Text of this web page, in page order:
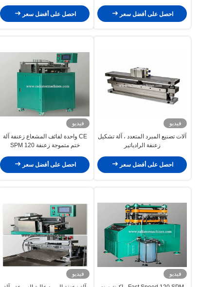
احصل على أفضل سعر
احصل على أفضل سعر
فيديو
آلات تصنيع المبرد المتعدد ، آلة تشكيل
زعنفة الرادياتير
احصل على أفضل سعر
فيديو
CE واحدة لفائف المشعاع زعنفة آلة
ختم متموجة زعنفة 120 SPM
احصل على أفضل سعر
فيديو
فيديو